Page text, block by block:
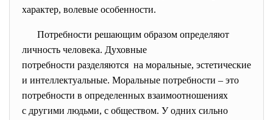
характер, волевые особенности.
Потребности решающим образом определяют
личность человека. Духовные
потребности разделяются на моральные, эстетические
и интеллектуальные. Моральные потребности – это
потребности в определенных взаимоотношениях
с другими людьми, с обществом. У одних сильно